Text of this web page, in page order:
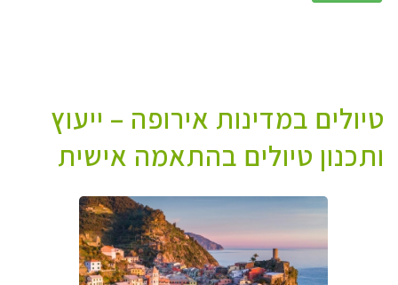
טיולים במדינות אירופה – ייעוץ
ותכנון טיולים בהתאמה אישית